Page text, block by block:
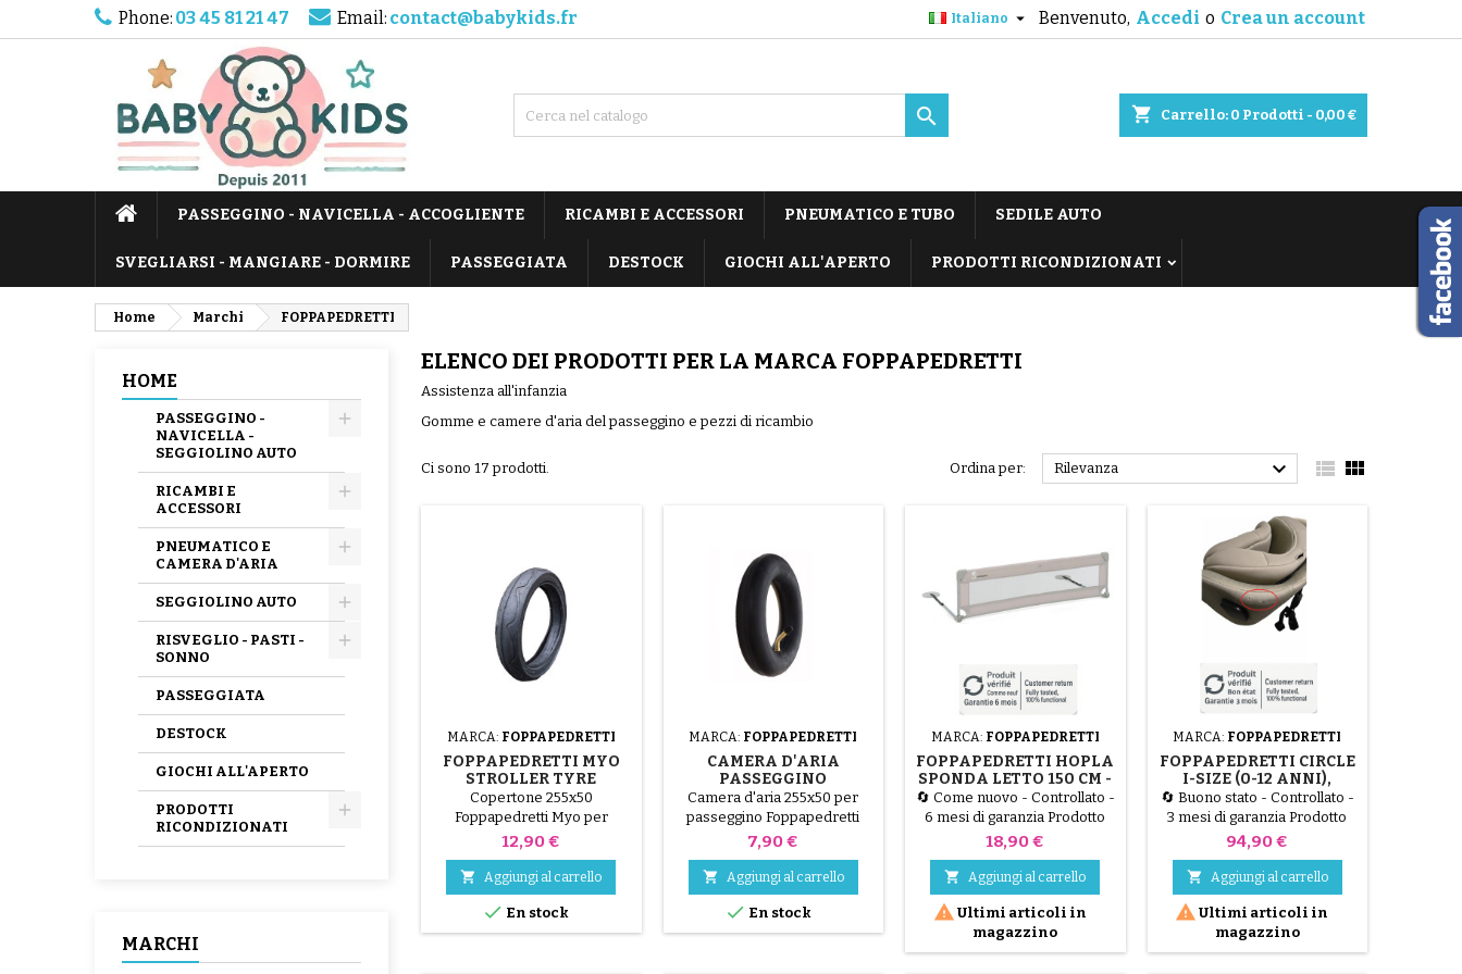
Phone: 03 45 81 21 47 Email: contact@babykids.fr Benvenuto, Accedi o Crea un account
Italiano 
shopping_cart Carrello: 0 Prodotti - 0,00 €

PASSEGGINO - NAVICELLA - ACCOGLIENTE RICAMBI E ACCESSORI PNEUMATICO E TUBO SEDILE AUTO
SVEGLIARSI - MANGIARE - DORMIRE PASSEGGIATA DESTOCK GIOCHI ALL'APERTO PRODOTTI RICONDIZIONATI
Home Marchi FOPPAPEDRETTI
HOME
PASSEGGINO -
NAVICELLA -
SEGGIOLINO AUTO
RICAMBI E
ACCESSORI
PNEUMATICO E
CAMERA D'ARIA
SEGGIOLINO AUTO
RISVEGLIO - PASTI -
SONNO
PASSEGGIATA
DESTOCK
GIOCHI ALL'APERTO
PRODOTTI
RICONDIZIONATI
MARCHI
ELENCO DEI PRODOTTI PER LA MARCA FOPPAPEDRETTI
Assistenza all'infanzia
Gomme e camere d'aria del passeggino e pezzi di ricambio
Ci sono 17 prodotti. Ordina per: Rilevanza   
MARCA: FOPPAPEDRETTI
FOPPAPEDRETTI MYO
STROLLER TYRE
Copertone 255x50
Foppapedretti Myo per
passeggino
Prezzo
12,90 €
 Aggiungi al carrello
 En stock
MARCA: FOPPAPEDRETTI
CAMERA D'ARIA
PASSEGGINO
FOPPAPEDRETTI MYO
Camera d'aria 255x50 per
passeggino Foppapedretti
Myo
Prezzo
7,90 €
 Aggiungi al carrello
 En stock
MARCA: FOPPAPEDRETTI
FOPPAPEDRETTI HOPLA
SPONDA LETTO 150 CM -
SPONDA DI SICUREZZA
PIEGHEVOLE
🔄 Come nuovo - Controllato -
6 mesi di garanzia Prodotto
proveniente da un reso di un
cliente o da un imballaggio
danneggiato, testato dai nostri
tecnici e funzionante al 100%.
La sponda per letto Hopla
Foppapedretti è una sponda
di sicurezza extra-lunga da
Prezzo
18,90 €
 Aggiungi al carrello
 Ultimi articoli in
magazzino
MARCA: FOPPAPEDRETTI
FOPPAPEDRETTI CIRCLE
I-SIZE (0-12 ANNI),
GIREVOLE A 360°,
ISOFIX, SABLE
🔄 Buono stato - Controllato -
3 mesi di garanzia Prodotto
proveniente da un reso
cliente o da un imballo
danneggiato, testato dai nostri
tecnici e funzionante al 100%.
Il Seggiolino Auto
Foppapedretti Circle I-Size è
un modello completo:
Prezzo
94,90 €
 Aggiungi al carrello
 Ultimi articoli in
magazzino